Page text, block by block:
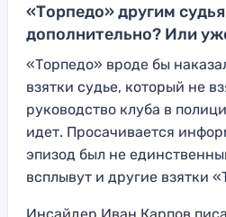
«Торпедо» другим
дополнительно? Или
«Торпедо» вроде бы
взятки судье, который не
руководство клуба в
идет. Просачивается
эпизод был не
всплывут и другие взятки